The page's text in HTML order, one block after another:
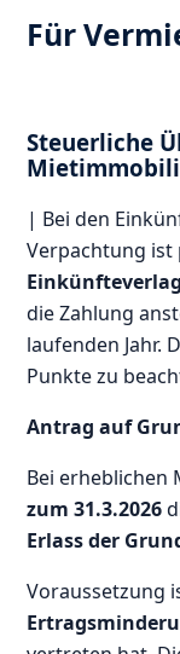
Für
Steuerliche
| Bei den
Verpachtung
die Zahlung
laufenden Jahr.
Punkte zu
Antrag auf
Bei erheblichen
zum 31.3.2026
Erlass der
Voraussetzung